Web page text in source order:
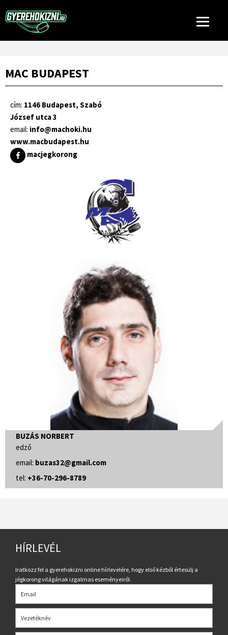
MAC BUDAPEST
cím: 1146 Budapest, Szabó
József utca 3
email: info@machoki.hu
www.macbudapest.hu
macjegkorong
BUZÁS NORBERT
edző
email: buzas32@gmail.com
tel: +36-70-296-8789
HÍRLEVÉL
Iratkozz fel a gyerehokizni online hírlevelére, hogy első kézből értesülj a
jégkorong világának izgalmas eseményeiről.